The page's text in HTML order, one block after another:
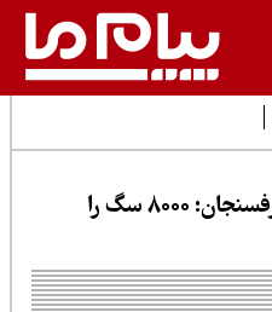
فاجعه در رفسنجان شهردار رفسنجان: 8000 سگ را